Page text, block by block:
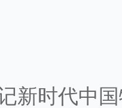
新时代中